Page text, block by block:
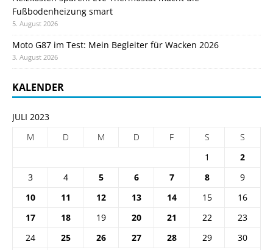
Fußbodenheizung smart
5. August 2026
Moto G87 im Test: Mein Begleiter für Wacken 2026
3. August 2026
KALENDER
JULI 2023
M
D M D F S
S
1
2
3
4 5 6 7 8
9
10
11 12 13 14 15
16
17
18 19 20 21 22
23
24
25 26 27 28 29 30